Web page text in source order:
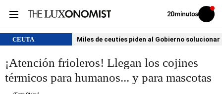
Volver
Iniciar
sesión
CEUTA Miles de ceutíes piden al Gobierno
¡Atención frioleros! Llegan los cojines
térmicos para humanos... y para mascotas